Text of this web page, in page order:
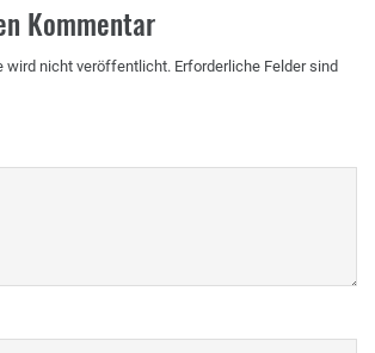
Kommentar
wird nicht veröffentlicht. Erforderliche Felder sind